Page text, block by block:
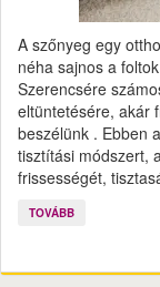
A szőnyeg egy
néha sajnos a
Szerencsére
eltüntetésére, akár
beszélünk . Ebben
tisztítási módszert,
frissességét,
TOVÁBB